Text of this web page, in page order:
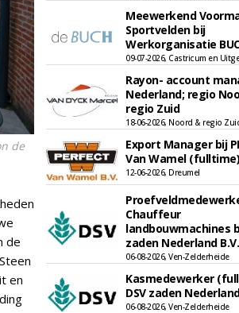
de
de
en
Meewerkend
Sportvelden bij
Werkorganisatie
09-07-2026, Castricum en
Rayon- account
Nederland; regio
regio Zuid
18-06-2026, Noord & regio
Export Manager bij
Van Wamel (fulltime)
12-06-2026, Dreumel
Chauffeur
landbouwmachines
zaden Nederland B.V.
06-08-2026, Ven-Zelderheide
Kasmedewerker
DSV zaden
06-08-2026, Ven-Zelderheide